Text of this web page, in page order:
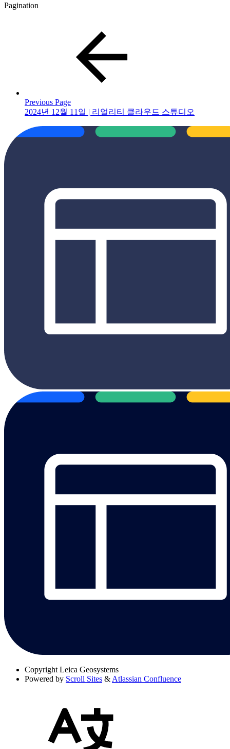
Pagination
Previous Page
2024년 12월 11일 | 리얼리티 클라우드 스튜디오
Copyright Leica Geosystems
Powered by Scroll Sites & Atlassian Confluence